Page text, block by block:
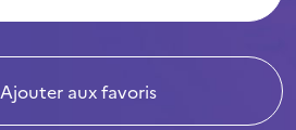
Ajouter aux favoris